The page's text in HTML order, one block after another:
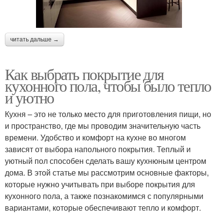
читать дальше →
Как выбрать покрытие для
кухонного пола, чтобы было тепло
и уютно
Кухня – это не только место для приготовления пищи, но
и пространство, где мы проводим значительную часть
времени. Удобство и комфорт на кухне во многом
зависят от выбора напольного покрытия. Теплый и
уютный пол способен сделать вашу кухнюным центром
дома. В этой статье мы рассмотрим основные факторы,
которые нужно учитывать при выборе покрытия для
кухонного пола, а также познакомимся с популярными
вариантами, которые обеспечивают тепло и комфорт.